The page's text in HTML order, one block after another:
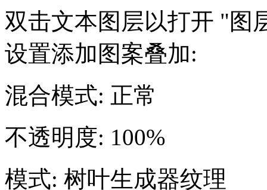
双击文本图层以打开 "图
设置添加图案叠加:
混合模式: 正常
不透明度: 100%
模式: 树叶生成器纹理